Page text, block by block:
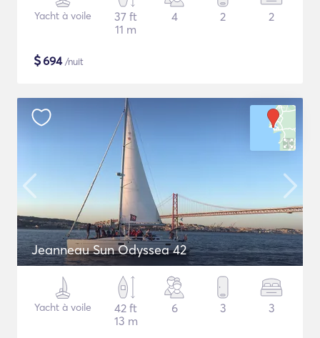
Yacht à voile
37 ft
11 m
4 2 2
$694/nuit
Jeanneau Sun Odyssea 42
Yacht à voile
42 ft
13 m
6 3 3